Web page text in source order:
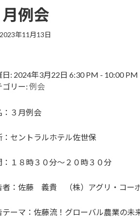
月例会
2023年11月13日
日: 2024年3月22日 6:30 PM - 10:00 PM
ゴリー: 例会
：３月例会
：セントラルホテル佐世保
：１８時３０分～２０時３０分
者：佐藤 義貴 （株）アグリ・コー
テーマ：佐藤流！グローバル農業の未